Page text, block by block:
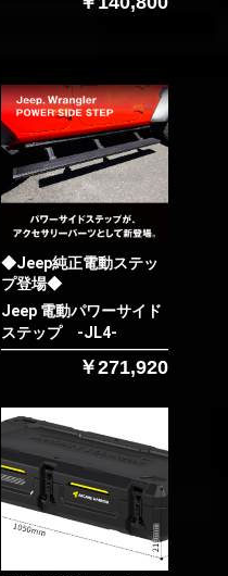
カートへ進む
◆Jeep純正電動ステッ
プ登場◆
Jeep 電動パワーサイド
ステップ -JL4-
￥271,920